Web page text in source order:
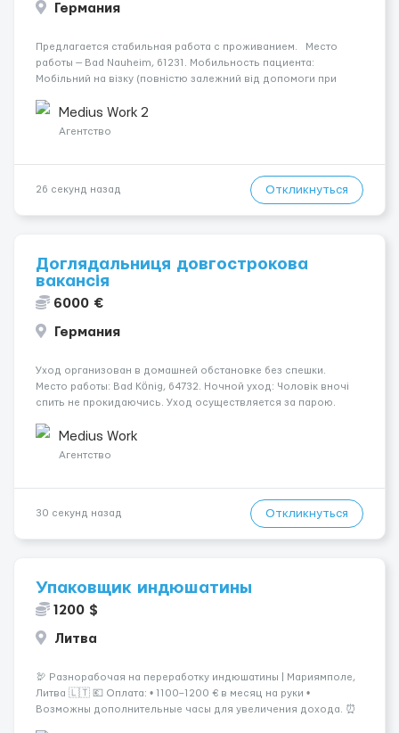
Германия
Предлагается стабильная работа с проживанием. Место
работы — Bad Nauheim, 61231. Мобильность пациента:
Мобільний на візку (повністю залежний від допомоги при
Вночі спить не прокидаючись. Условия и требования: ...
Medius Work 2
Агентство
26 секунд назад Откликнуться
Доглядальниця довгострокова
вакансія
6000 €
Германия
Уход организован в домашней обстановке без спешки.
Место работы: Bad König, 64732. Ночной уход: Чоловік вночі
спить не прокидаючись. Уход осуществляется за парою.
прикут до ліжка (є можливість сидіти). Психол...
Medius Work
Агентство
30 секунд назад Откликнуться
Упаковщик индюшатины
1200 $
Литва
🦃 Разнорабочая на переработку индюшатины | Мариямполе,
Литва 🇱🇹 💶 Оплата: • 1100–1200 € в месяц на руки •
Возможны дополнительные часы для увеличения дохода. ⏰